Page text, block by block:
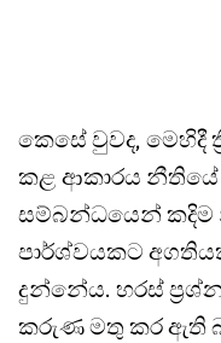
කෙසේ වුවද, මෙහිදී
කළ ආකාරය නීතියේ
සම්බන්ධයෙන් කදිම
පාර්ශ්වයකට
දුන්නේය. හරස්
කරුණ මතු කර ඇති